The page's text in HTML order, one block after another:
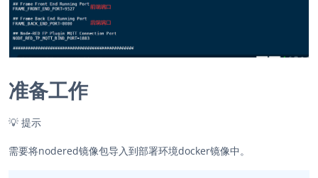
准备工作
💡 提示
需要将nodered镜像包导入到部署环境docker镜像中。